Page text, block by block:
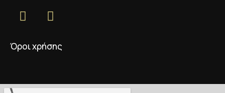
Όροι χρήσης